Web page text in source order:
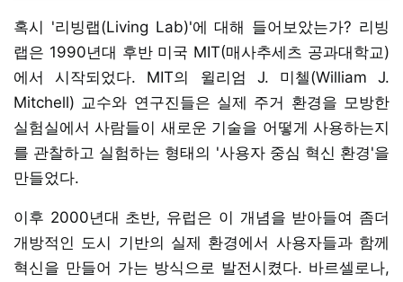
혹시 '리빙랩(Living Lab)'에 대해 들어보았는가? 리빙
랩은 1990년대 후반 미국 MIT(매사추세츠 공과대학교)
에서 시작되었다. MIT의 윌리엄 J. 미첼(William J.
Mitchell) 교수와 연구진들은 실제 주거 환경을 모방한
실험실에서 사람들이 새로운 기술을 어떻게 사용하는지
를 관찰하고 실험하는 형태의 '사용자 중심 혁신 환경'을
만들었다.
이후 2000년대 초반, 유럽은 이 개념을 받아들여 좀더
개방적인 도시 기반의 실제 환경에서 사용자들과 함께
혁신을 만들어 가는 방식으로 발전시켰다. 바르셀로나,